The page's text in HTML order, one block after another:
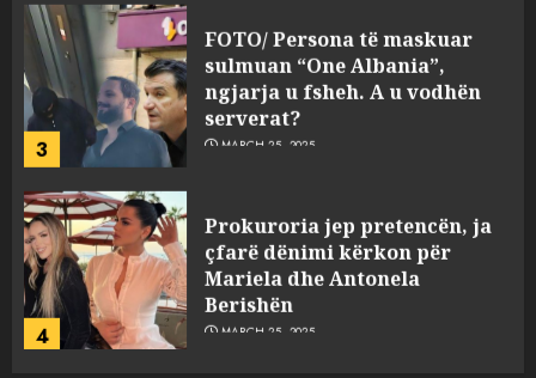
3
FOTO/ Persona të maskuar
sulmuan “One Albania”,
ngjarja u fsheh. A u vodhën
serverat?
MARCH 25, 2025
4
Prokuroria jep pretencën, ja
çfarë dënimi kërkon për
Mariela dhe Antonela
Berishën
MARCH 25, 2025